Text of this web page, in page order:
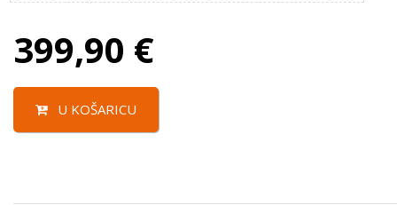
399,90 €
U KOŠARICU